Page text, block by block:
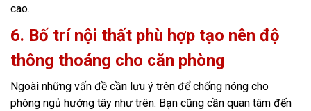
cao.
6. Bố trí nội thất phù hợp tạo nên độ
thông thoáng cho căn phòng
Ngoài những vấn đề cần lưu ý trên để chống nóng cho
phòng ngủ hướng tây như trên. Bạn cũng cần quan tâm đến